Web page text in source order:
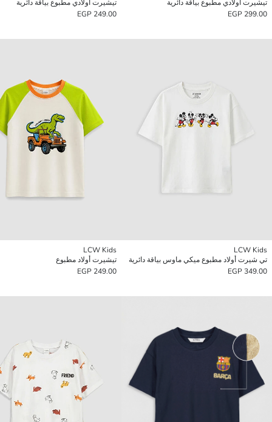
تيشيرت أولادي مطبوع بياقة دائرية
299.00 EGP
تيشيرت أولادي مطبوع بياقة دائرية
249.00 EGP
LCW Kids
تي شيرت أولاد مطبوع ميكي ماوس بياقة دائرية
349.00 EGP
LCW Kids
تيشيرت أولاد مطبوع
249.00 EGP